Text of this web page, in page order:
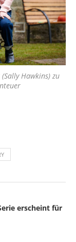
Hawkins) zu
erscheint für